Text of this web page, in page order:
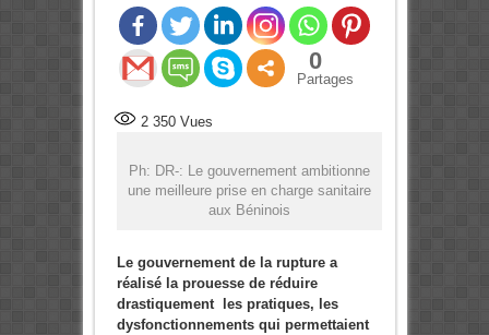
0
Partages
2 350Vues
Ph: DR-: Le gouvernement ambitionne
une meilleure prise en charge sanitaire
aux Béninois
Le gouvernement de la rupture a
réalisé la prouesse de réduire
drastiquement les pratiques, les
dysfonctionnements qui permettaient